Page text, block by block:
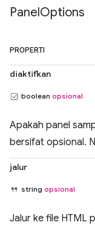
PanelOptions
PROPERTI
diaktifkan
boolean opsional
Apakah panel
bersifat opsional.
jalur
string opsional
Jalur ke file HTML